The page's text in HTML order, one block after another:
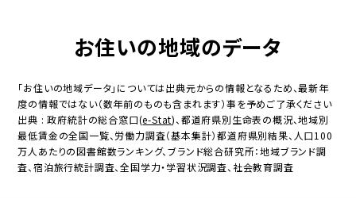
お住いの地域のデータ
「お住いの地域データ」については出典元からの情報となるため、最新年
度の情報ではない（数年前のものも含まれます）事を予めご了承ください
出典 : 政府統計の総合窓口(e-Stat)、都道府県別生命表の概況、地域別
最低賃金の全国一覧、労働力調査（基本集計）都道府県別結果、人口100
万人あたりの図書館数ランキング、ブランド総合研究所：地域ブランド調
査、宿泊旅行統計調査、全国学力・学習状況調査、社会教育調査